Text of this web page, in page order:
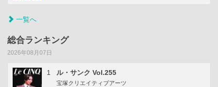
一覧へ
総合ランキング
2026年08月07日
1 ル・サンク Vol.255
宝塚クリエイティブアーツ